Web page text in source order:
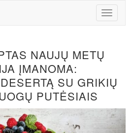
Toggle
NAUJŲ METŲ
ĮMANOMA:
SU GRIKIŲ
PUTĖSIAIS